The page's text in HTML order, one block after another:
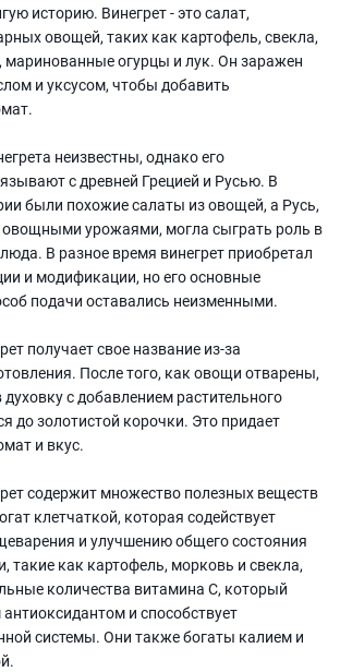
историю. Винегрет - это салат,
овощей, таких как картофель, свекла,
маринованные огурцы и лук. Он заражен
и уксусом, чтобы добавить
неизвестны, однако его
с древней Грецией и Русью. В
были похожие салаты из овощей, а Русь,
овощными урожаями, могла сыграть роль в
В разное время винегрет приобретал
и модификации, но его основные
подачи оставались неизменными.
получает свое название из-за
После того, как овощи отварены,
с добавлением растительного
до золотистой корочки. Это придает
и вкус.
содержит множество полезных веществ
клетчаткой, которая содействует
и улучшению общего состояния
как картофель, морковь и свекла,
количества витамина С, который
и способствует
системы. Они также богаты калием и